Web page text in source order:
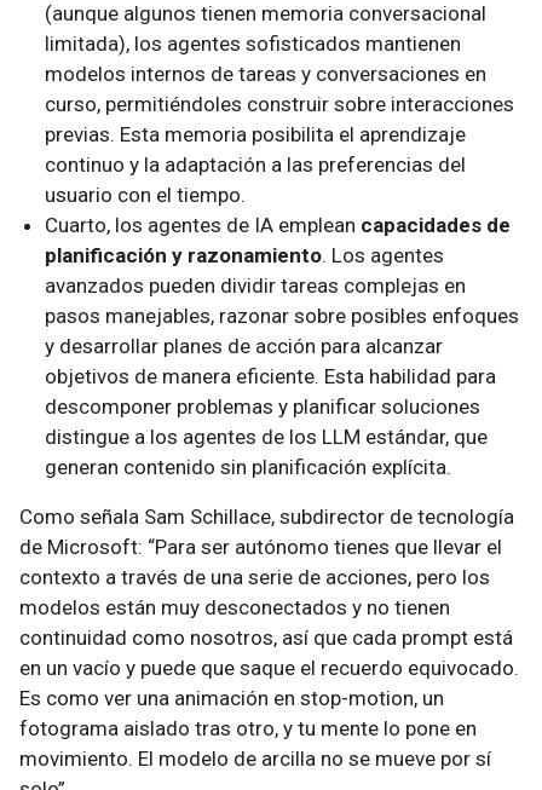
(aunque algunos tienen memoria conversacional
limitada), los agentes sofisticados mantienen
modelos internos de tareas y conversaciones en
curso, permitiéndoles construir sobre interacciones
previas. Esta memoria posibilita el aprendizaje
continuo y la adaptación a las preferencias del
usuario con el tiempo.
Cuarto, los agentes de IA emplean capacidades de
planificación y razonamiento. Los agentes
avanzados pueden dividir tareas complejas en
pasos manejables, razonar sobre posibles enfoques
y desarrollar planes de acción para alcanzar
objetivos de manera eficiente. Esta habilidad para
descomponer problemas y planificar soluciones
distingue a los agentes de los LLM estándar, que
generan contenido sin planificación explícita.
Como señala Sam Schillace, subdirector de tecnología
de Microsoft: “Para ser autónomo tienes que llevar el
contexto a través de una serie de acciones, pero los
modelos están muy desconectados y no tienen
continuidad como nosotros, así que cada prompt está
en un vacío y puede que saque el recuerdo equivocado.
Es como ver una animación en stop-motion, un
fotograma aislado tras otro, y tu mente lo pone en
movimiento. El modelo de arcilla no se mueve por sí